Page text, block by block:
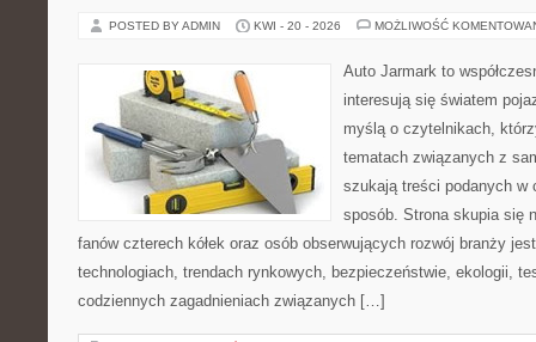
POSTED BY ADMIN KWI - 20 - 2026 MOŻLIWOŚĆ
Auto Jarmark to
interesują się światem
myślą o czytelnikach,
tematach związanych z
szukają treści podanych w
sposób. Strona skupia się
fanów czterech kółek oraz osób obserwujących rozwój branży
technologiach, trendach rynkowych, bezpieczeństwie, ekologii,
codziennych zagadnieniach związanych […]